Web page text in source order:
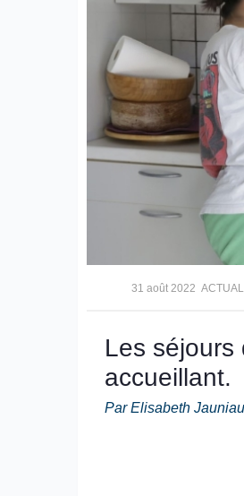
31 août 2022
Les séjours
accueillant.
Par Elisabeth